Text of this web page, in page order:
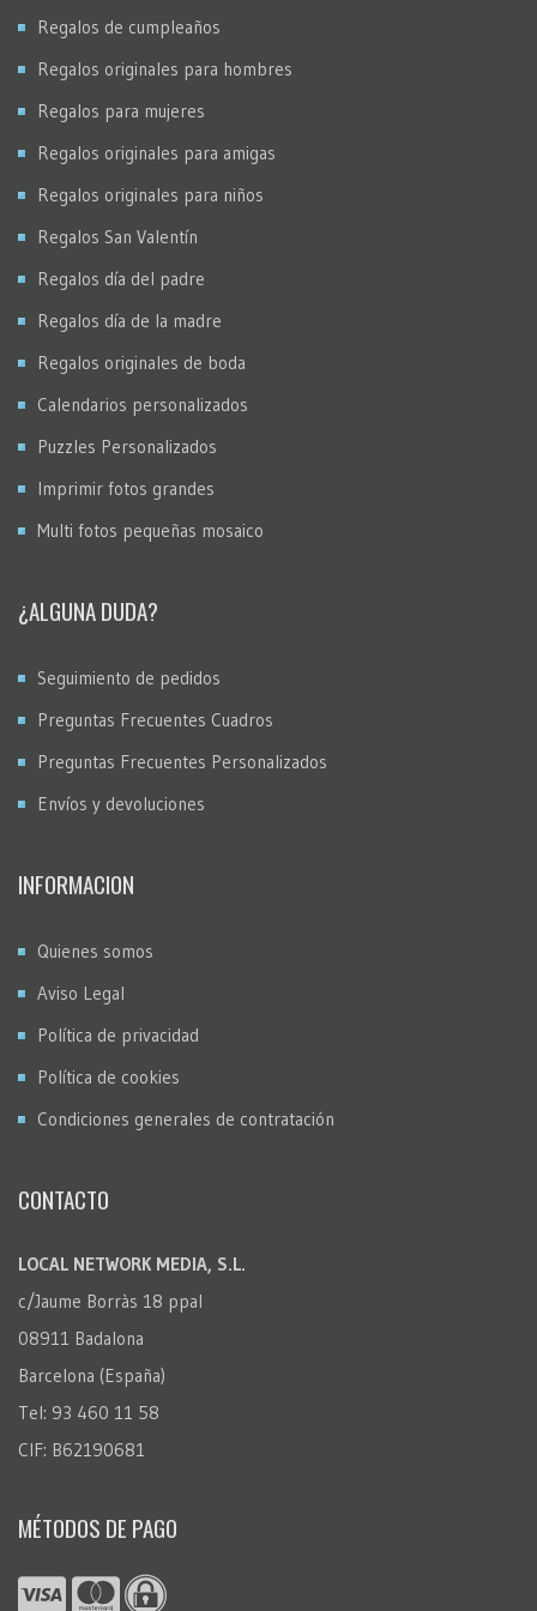
Regalos de cumpleaños
Regalos originales para hombres
Regalos para mujeres
Regalos originales para amigas
Regalos originales para niños
Regalos San Valentín
Regalos día del padre
Regalos día de la madre
Regalos originales de boda
Calendarios personalizados
Puzzles Personalizados
Imprimir fotos grandes
Multi fotos pequeñas mosaico
¿ALGUNA DUDA?
Seguimiento de pedidos
Preguntas Frecuentes Cuadros
Preguntas Frecuentes Personalizados
Envíos y devoluciones
INFORMACION
Quienes somos
Aviso Legal
Política de privacidad
Política de cookies
Condiciones generales de contratación
CONTACTO
LOCAL NETWORK MEDIA, S.L.
c/Jaume Borràs 18 ppal
08911 Badalona
Barcelona (España)
Tel: 93 460 11 58
CIF: B62190681
MÉTODOS DE PAGO